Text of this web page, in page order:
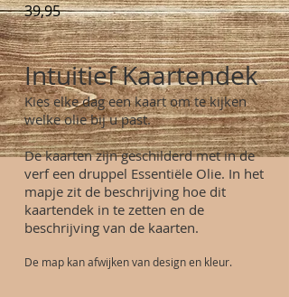
39,95
Intuitief Kaartendek
Kies elke dag een kaart om te kijken
welke olie bij u past.
De kaarten zijn geschilderd met in de
verf een druppel Essentiële Olie. In het
mapje zit de beschrijving hoe dit
kaartendek in te zetten en de
beschrijving van de kaarten.
De map kan afwijken van design en kleur.